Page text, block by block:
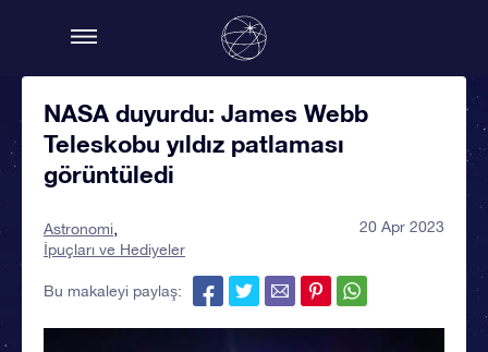
NASA duyurdu: James Webb
Teleskobu yıldız patlaması
görüntüledi
Astronomi
İpuçları ve Hediyeler
20 Apr 2023
Bu makaleyi paylaş: